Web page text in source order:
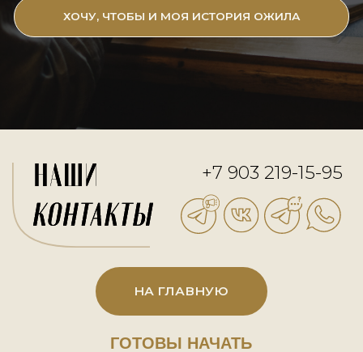
историю семьи и доказало
происхождение рода,
корнями в польскую шляхту.
Генеалогия редко бывает
поиском дат.
Чаще всего это возвращение
В этой истории семья обрела не
восемь поколений предков,